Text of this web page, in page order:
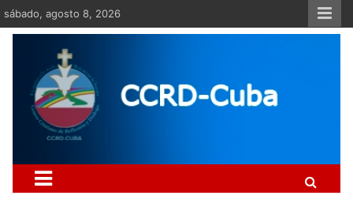
Saltar
al
sábado, agosto 8, 2026